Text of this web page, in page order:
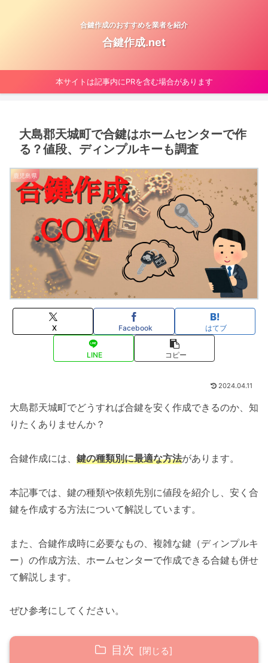
合鍵作成のおすすめを業者を紹介
合鍵作成.net
本サイトは記事内にPRを含む場合があります
大島郡天城町で合鍵はホームセンターで作
る？値段、ディンプルキーも調査
鹿児島県
X Facebook はてブ
LINE コピー
2024.04.11
大島郡天城町でどうすれば合鍵を安く作成できるのか、知
りたくありませんか？
合鍵作成には、 鍵の種類別に最適な方法があります。
本記事では、鍵の種類や依頼先別に値段を紹介し、安く合
鍵を作成する方法について解説しています。
また、合鍵作成時に必要なもの、複雑な鍵（ディンプルキ
ー）の作成方法、ホームセンターで作成できる合鍵も併せ
て解説します。
ぜひ参考にしてください。
目次